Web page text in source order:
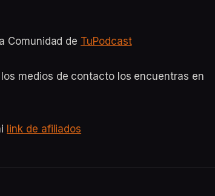
Comunidad de TuPodcast
medios de contacto los encuentras en
link de afiliados